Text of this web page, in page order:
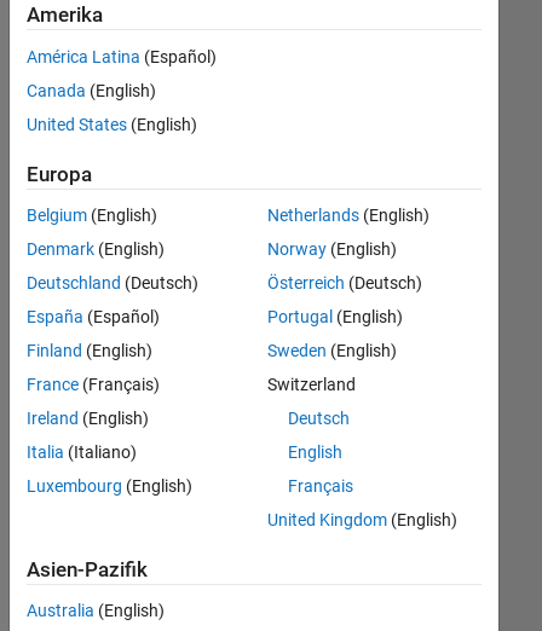
Infrastructure and Architecture
Quality Engineering
Release Engineering
User Experience
Derzeit
es
keine
offenen
Stellen,
Ihren
Suchkriterien
entsprechen.
können
die
Suchkriterien
weiter
fassen
oder
alle
Stellenangebote
anzeigen .
noch
keine
Amerika
América Latina (Español)
Canada (English)
United States (English)
Europa
Belgium (English)
Denmark (English)
Deutschland (Deutsch)
España (Español)
Finland (English)
France (Français)
Ireland (English)
Italia (Italiano)
Luxembourg (English)
Netherlands(English)
Norway(English)
Österreich (Deutsch)
Portugal (English)
Sweden (English)
Switzerland
Deutsch
English
Français
United Kingdom(English)
Asien-Pazifik
Australia (English)